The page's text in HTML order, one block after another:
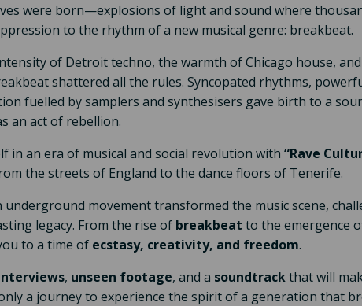
were born—explosions of light and sound where
to the rhythm of a new musical genre: breakbeat.
of Detroit techno, the warmth of Chicago house,
shattered all the rules. Syncopated rhythms,
fuelled by samplers and synthesisers gave birth to a
an act of rebellion.
in an era of musical and social revolution with “Rave
the streets of England to the dance floors of Tenerife.
underground movement transformed the music scene,
legacy. From the rise of breakbeat to the emergence
to a time of ecstasy, creativity, and freedom.
, unseen footage, and a soundtrackthat will
a journey to experience the spirit of a generation that